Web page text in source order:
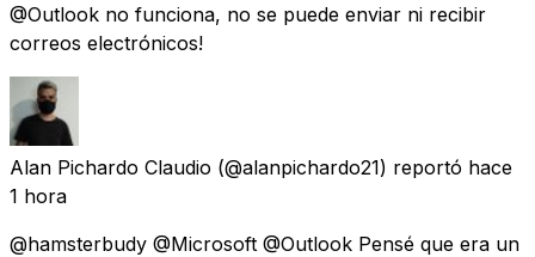
@Outlook no funciona, no se puede enviar ni recibir
correos electrónicos!
Alan Pichardo Claudio (@alanpichardo21) reportó hace
1 hora
@hamsterbudy @Microsoft @Outlook Pensé que era un